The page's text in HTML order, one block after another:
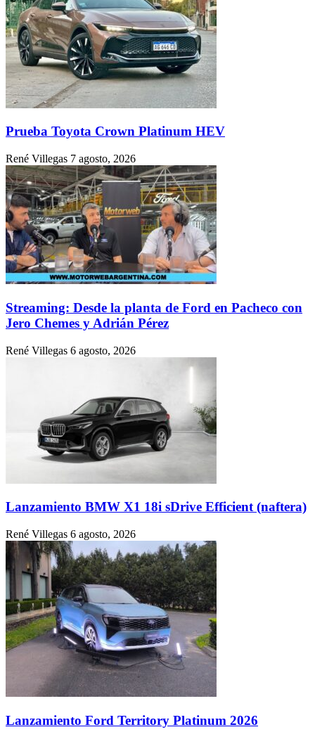
Prueba Toyota Crown Platinum HEV
René Villegas 7 agosto, 2026
Streaming: Desde la planta de Ford en Pacheco con
Jero Chemes y Adrián Pérez
René Villegas 6 agosto, 2026
Lanzamiento BMW X1 18i sDrive Efficient (naftera)
René Villegas 6 agosto, 2026
Lanzamiento Ford Territory Platinum 2026